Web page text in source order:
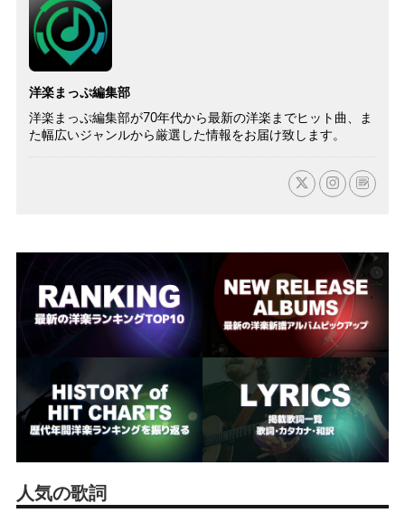
洋楽まっぷ編集部
洋楽まっぷ編集部が70年代から最新の洋楽までヒット曲、ま
た幅広いジャンルから厳選した情報をお届け致します。
人気の歌詞